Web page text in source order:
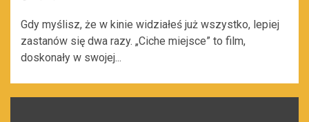
Gdy myślisz, że w kinie widziałeś już wszystko, lepiej
zastanów się dwa razy. „Ciche miejsce” to film,
doskonały w swojej...